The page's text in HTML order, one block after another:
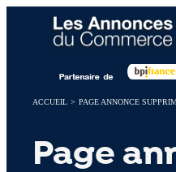
ACCUEIL > PAGE ANNONCE
Page
Panneau de gestion des